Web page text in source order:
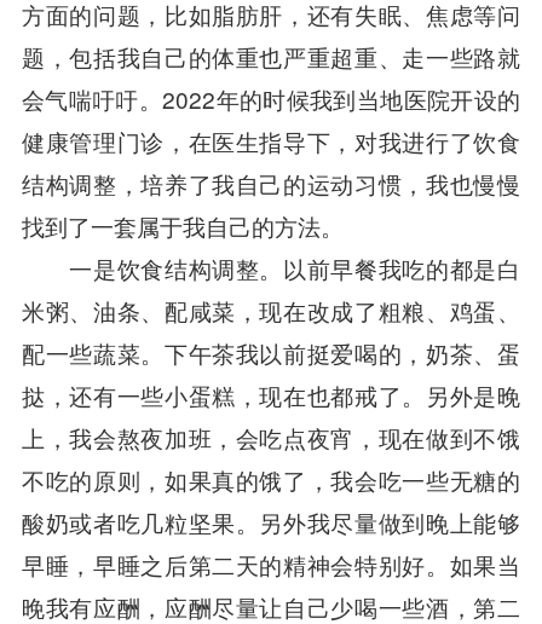
方面的问题，比如脂肪肝，还有失眠、焦虑等问
题，包括我自己的体重也严重超重、走一些路就
会气喘吁吁。2022年的时候我到当地医院开设的
健康管理门诊，在医生指导下，对我进行了饮食
结构调整，培养了我自己的运动习惯，我也慢慢
找到了一套属于我自己的方法。
一是饮食结构调整。以前早餐我吃的都是白
米粥、油条、配咸菜，现在改成了粗粮、鸡蛋、
配一些蔬菜。下午茶我以前挺爱喝的，奶茶、蛋
挞，还有一些小蛋糕，现在也都戒了。另外是晚
上，我会熬夜加班，会吃点夜宵，现在做到不饿
不吃的原则，如果真的饿了，我会吃一些无糖的
酸奶或者吃几粒坚果。另外我尽量做到晚上能够
早睡，早睡之后第二天的精神会特别好。如果当
晚我有应酬，应酬尽量让自己少喝一些酒，第二